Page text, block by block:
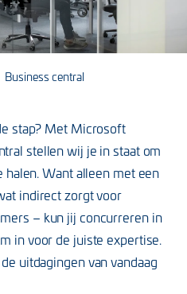
Business central
stap? Met Microsoft
stellen wij je in staat om
Want alleen met een
indirect zorgt voor
– kun jij concurreren in
in voor de juiste expertise.
uitdagingen van vandaag